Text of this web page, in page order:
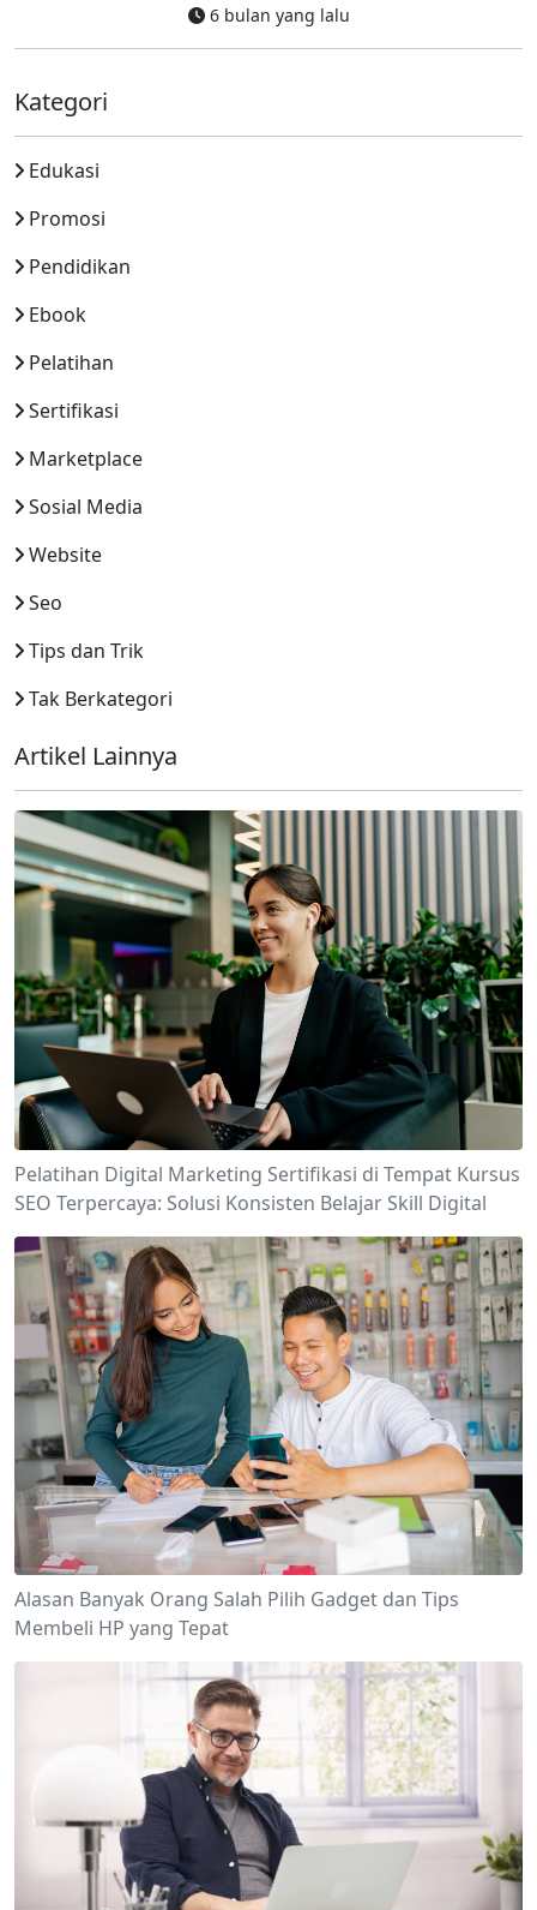
6 bulan yang lalu
Kategori
Edukasi
Promosi
Pendidikan
Ebook
Pelatihan
Sertifikasi
Marketplace
Sosial Media
Website
Seo
Tips dan Trik
Tak Berkategori
Artikel Lainnya
Pelatihan Digital Marketing Sertifikasi di Tempat Kursus
SEO Terpercaya: Solusi Konsisten Belajar Skill Digital
Alasan Banyak Orang Salah Pilih Gadget dan Tips
Membeli HP yang Tepat